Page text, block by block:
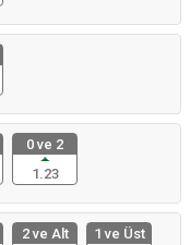
0 ve 2
1.23
2 ve Alt
1 ve Üst